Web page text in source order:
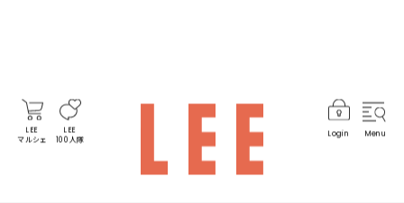
LEE
マルシェ
LEE
100人隊
Login Menu